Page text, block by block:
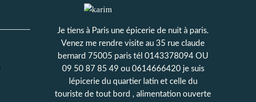
Je tiens à Paris une épicerie de nuit à paris.
Venez me rendre visite au 35 rue claude
bernard 75005 paris tél 0143378094 OU
09 50 87 85 49 ou 0614666420 je suis
lépicerie du quartier latin et celle du
touriste de tout bord , alimentation ouverte